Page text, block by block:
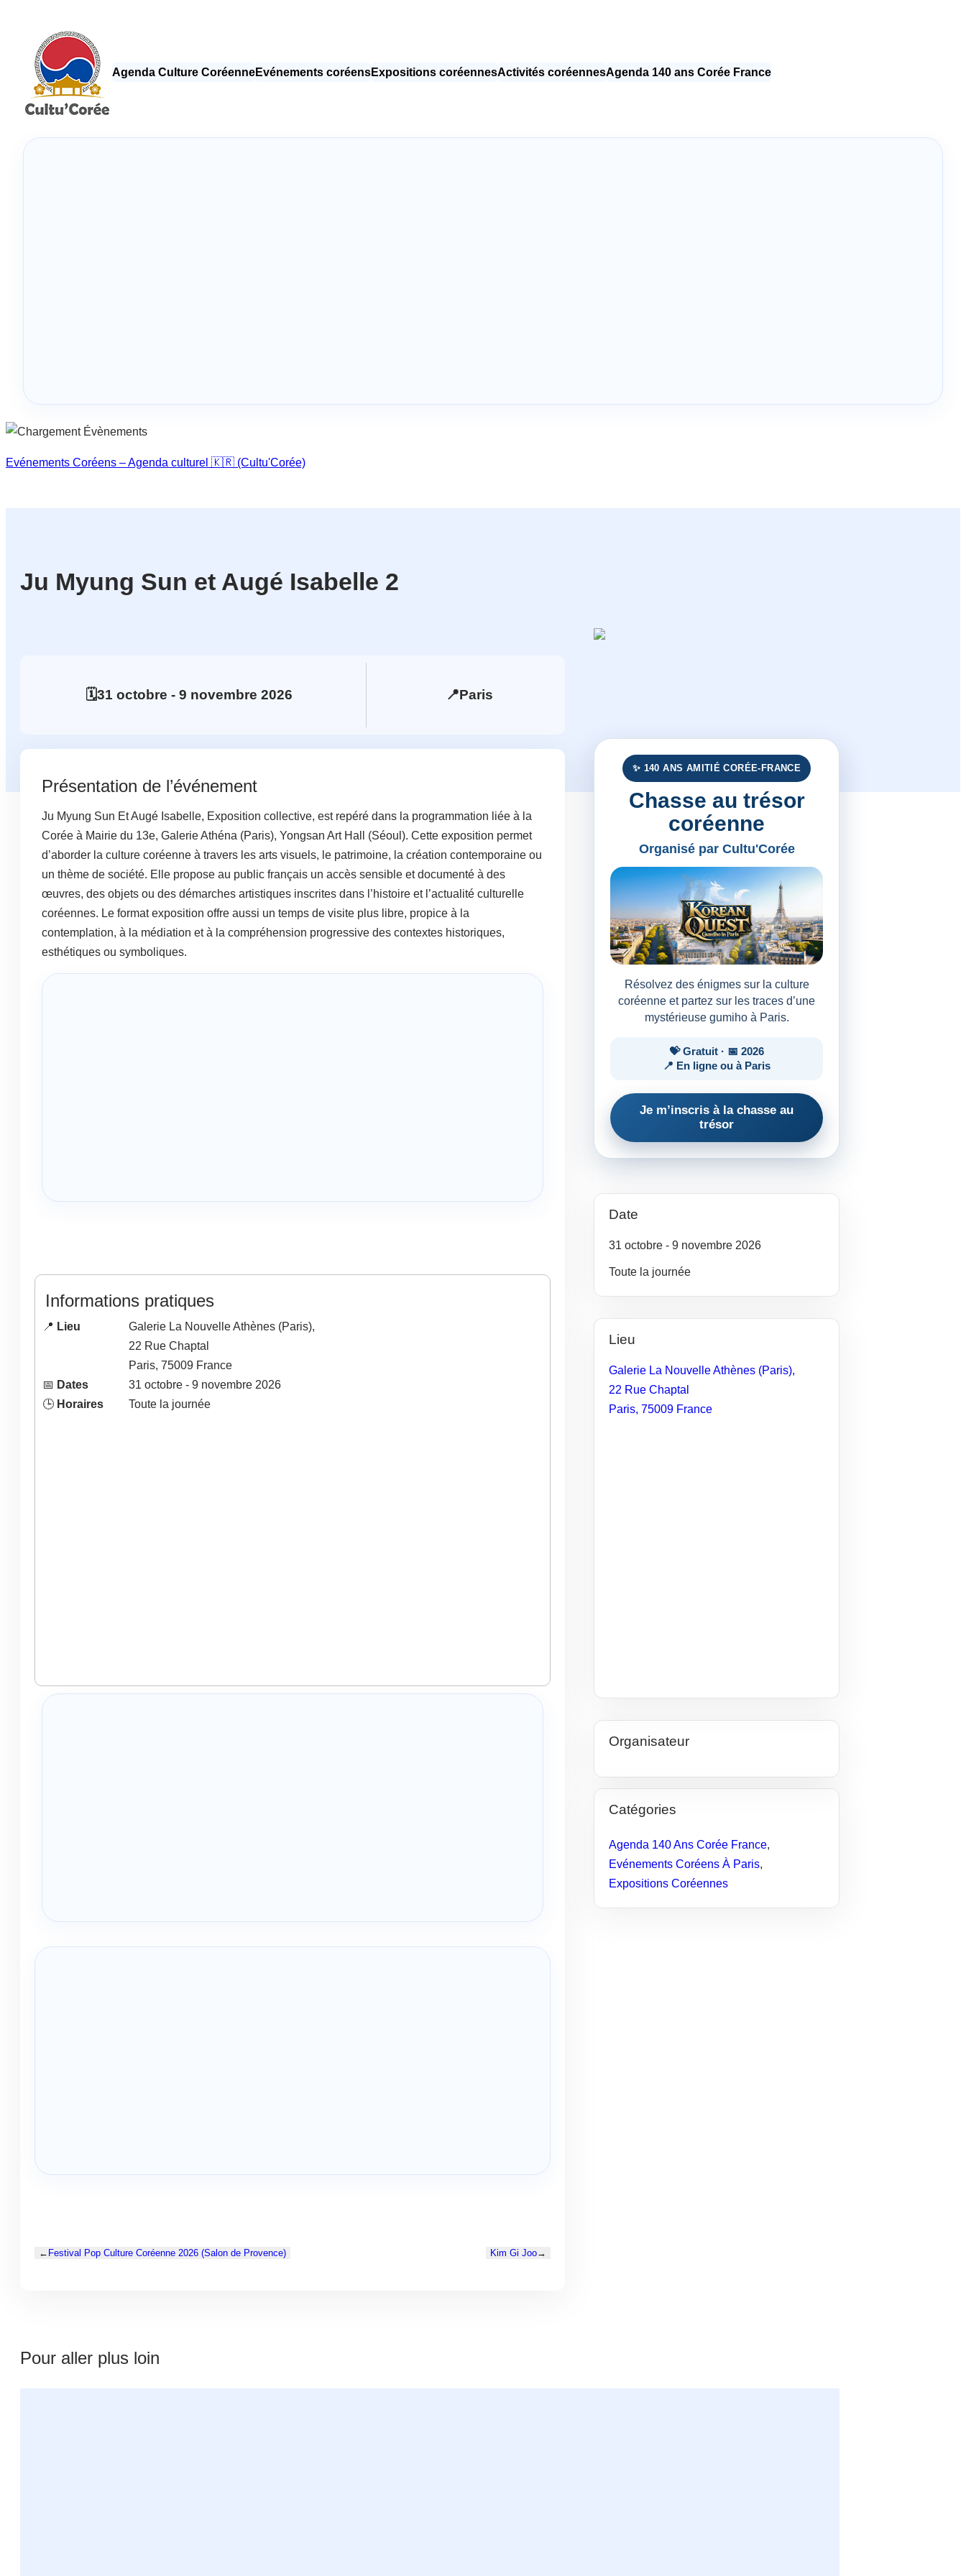
Agenda Culture CoréenneEvénements coréensExpositions coréennesActivités coréennesAgenda 140 ans Corée France
Evénements Coréens – Agenda culturel 🇰🇷 (Cultu'Corée)
Ju Myung Sun et Augé Isabelle 2
🗓️31 octobre - 9 novembre 2026 📍Paris
Présentation de l’événement
Ju Myung Sun Et Augé Isabelle, Exposition collective, est repéré dans la programmation liée à la
Corée à Mairie du 13e, Galerie Athéna (Paris), Yongsan Art Hall (Séoul). Cette exposition permet
d’aborder la culture coréenne à travers les arts visuels, le patrimoine, la création contemporaine ou
un thème de société. Elle propose au public français un accès sensible et documenté à des
œuvres, des objets ou des démarches artistiques inscrites dans l’histoire et l’actualité culturelle
coréennes. Le format exposition offre aussi un temps de visite plus libre, propice à la
contemplation, à la médiation et à la compréhension progressive des contextes historiques,
esthétiques ou symboliques.
Informations pratiques
📍 Lieu
Galerie La Nouvelle Athènes (Paris),
22 Rue Chaptal
Paris, 75009 France
📅 Dates 31 octobre - 9 novembre 2026
🕒 Horaires Toute la journée
← Festival Pop Culture Coréenne 2026 (Salon de Provence) Kim Gi Joo→
✨ 140 ANS AMITIÉ CORÉE-FRANCE
Chasse au trésor
coréenne
Organisé par Cultu'Corée
Résolvez des énigmes sur la culture
coréenne et partez sur les traces d’une
mystérieuse gumiho à Paris.
💝 Gratuit · 📅 2026
📍 En ligne ou à Paris
Je m’inscris à la chasse au
trésor
Date
31 octobre - 9 novembre 2026
Toute la journée
Lieu
Galerie La Nouvelle Athènes (Paris),
22 Rue Chaptal
Paris, 75009 France
Organisateur
Catégories
Agenda 140 Ans Corée France,
Evénements Coréens À Paris,
Expositions Coréennes
Pour aller plus loin